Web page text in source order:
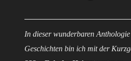
In dieser wunderbaren
Geschichten bin ich mit der